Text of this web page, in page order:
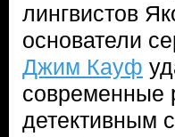
лингвистов
основатели
Джим Кауф
современные
детективным